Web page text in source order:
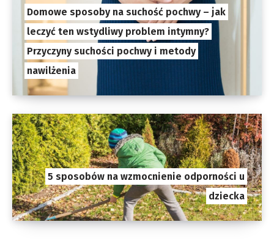
Domowe sposoby na suchość pochwy – jak
leczyć ten wstydliwy problem intymny?
Przyczyny suchości pochwy i metody
nawilżenia
5 sposobów na wzmocnienie odporności u
dziecka